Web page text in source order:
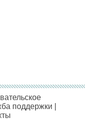
поддержки